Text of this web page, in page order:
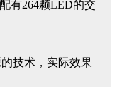
有264颗LED的交
技术，实际效果